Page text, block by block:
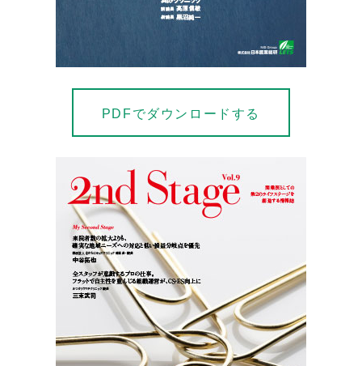
PDFでダウンロードする